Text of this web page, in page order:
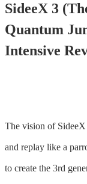
SideeX 3
Quantum
Intensive
The vision of
and replay like a
to create the 3rd